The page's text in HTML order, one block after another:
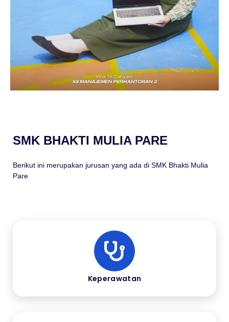
SMK BHAKTI MULIA PARE
Berikut ini merupakan jurusan yang ada di SMK Bhakti Mulia
Pare
Keperawatan